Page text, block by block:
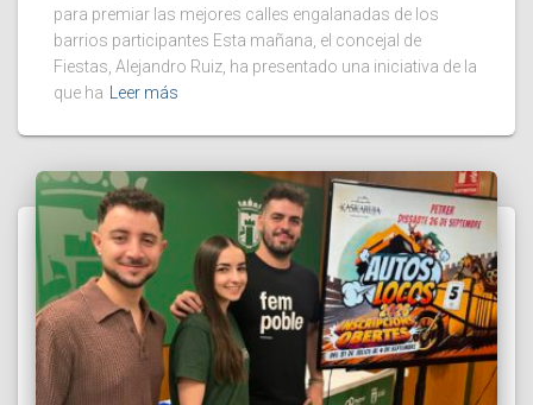
para premiar las mejores calles engalanadas de los
barrios participantes Esta mañana, el concejal de
Fiestas, Alejandro Ruiz, ha presentado una iniciativa de la
que ha Leer más